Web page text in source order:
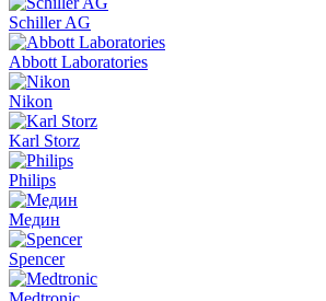
Schiller AG
Abbott Laboratories
Nikon
Karl Storz
Philips
Медин
Spencer